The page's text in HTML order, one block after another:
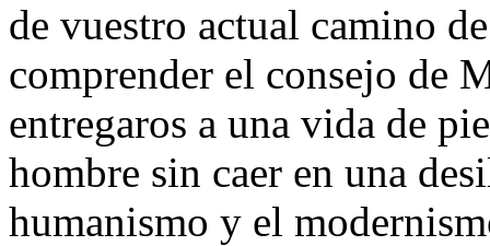
de vuestro actual camino
comprender el consejo de
entregaros a una vida de
hombre sin caer en una
humanismo y el